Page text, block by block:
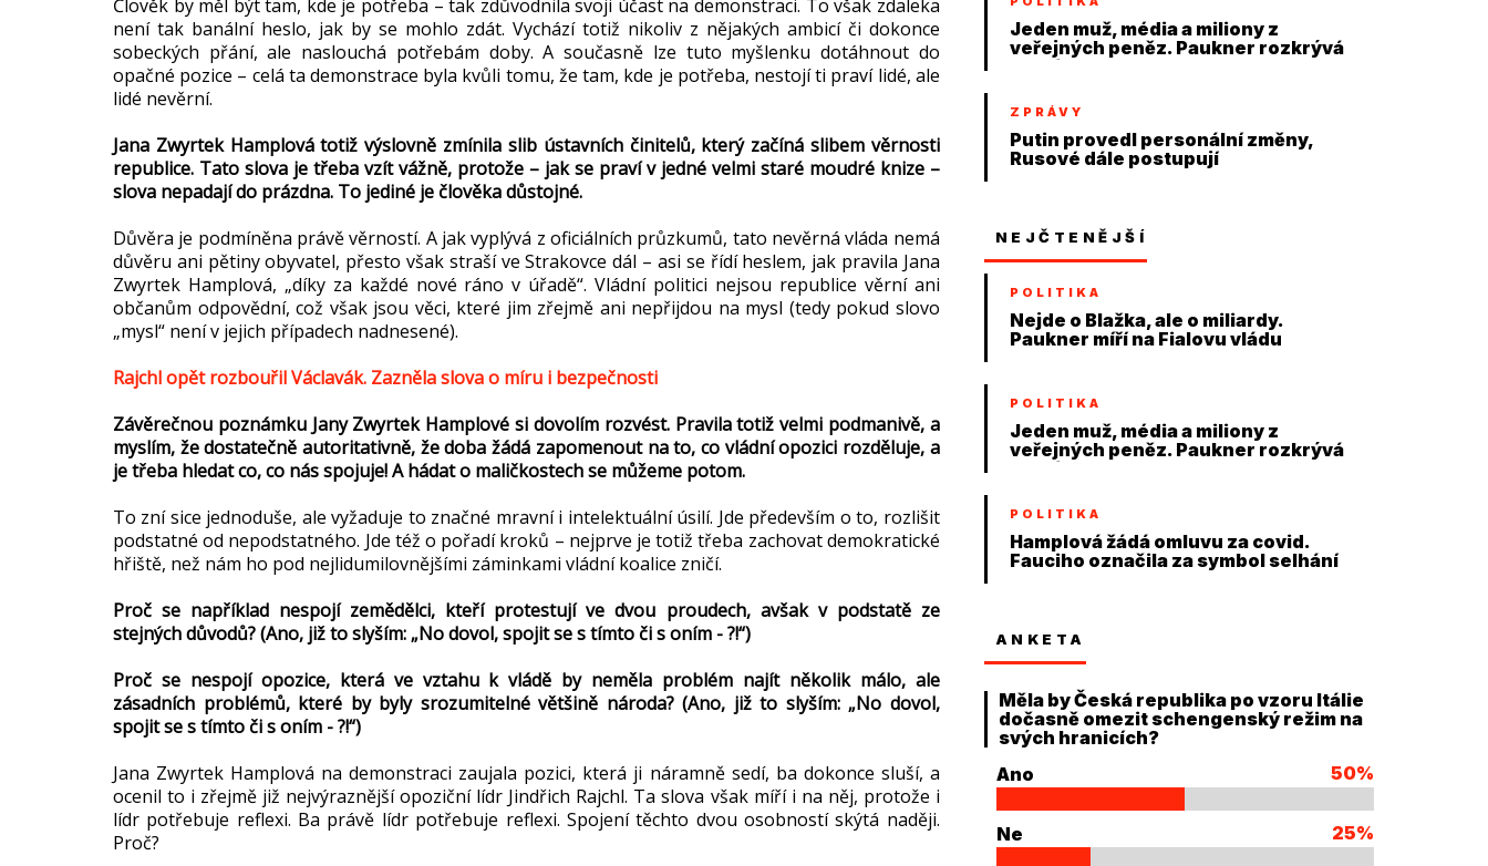
Člověk by měl být tam, kde je potřeba – tak zdůvodnila svoji účast na demonstraci. To však zdaleka
není tak banální heslo, jak by se mohlo zdát. Vychází totiž nikoliv z nějakých ambicí či dokonce
sobeckých přání, ale naslouchá potřebám doby. A současně lze tuto myšlenku dotáhnout do
opačné pozice – celá ta demonstrace byla kvůli tomu, že tam, kde je potřeba, nestojí ti praví lidé, ale
lidé nevěrní.
Jana Zwyrtek Hamplová totiž výslovně zmínila slib ústavních činitelů, který začíná slibem věrnosti
republice. Tato slova je třeba vzít vážně, protože – jak se praví v jedné velmi staré moudré knize –
slova nepadají do prázdna. To jediné je člověka důstojné.
Důvěra je podmíněna právě věrností. A jak vyplývá z oficiálních průzkumů, tato nevěrná vláda nemá
důvěru ani pětiny obyvatel, přesto však straší ve Strakovce dál – asi se řídí heslem, jak pravila Jana
Zwyrtek Hamplová, „díky za každé nové ráno v úřadě“. Vládní politici nejsou republice věrní ani
občanům odpovědní, což však jsou věci, které jim zřejmě ani nepřijdou na mysl (tedy pokud slovo
„mysl“ není v jejich případech nadnesené).
Rajchl opět rozbouřil Václavák. Zazněla slova o míru i bezpečnosti
Závěrečnou poznámku Jany Zwyrtek Hamplové si dovolím rozvést. Pravila totiž velmi podmanivě, a
myslím, že dostatečně autoritativně, že doba žádá zapomenout na to, co vládní opozici rozděluje, a
je třeba hledat co, co nás spojuje! A hádat o maličkostech se můžeme potom.
To zní sice jednoduše, ale vyžaduje to značné mravní i intelektuální úsilí. Jde především o to, rozlišit
podstatné od nepodstatného. Jde též o pořadí kroků – nejprve je totiž třeba zachovat demokratické
hřiště, než nám ho pod nejlidumilovnějšími záminkami vládní koalice zničí.
Proč se například nespojí zemědělci, kteří protestují ve dvou proudech, avšak v podstatě ze
stejných důvodů? (Ano, již to slyším: „No dovol, spojit se s tímto či s oním - ?!“)
Proč se nespojí opozice, která ve vztahu k vládě by neměla problém najít několik málo, ale
zásadních problémů, které by byly srozumitelné většině národa? (Ano, již to slyším: „No dovol,
spojit se s tímto či s oním - ?!“)
Jana Zwyrtek Hamplová na demonstraci zaujala pozici, která ji náramně sedí, ba dokonce sluší, a
ocenil to i zřejmě již nejvýraznější opoziční lídr Jindřich Rajchl. Ta slova však míří i na něj, protože i
lídr potřebuje reflexi. Ba právě lídr potřebuje reflexi. Spojení těchto dvou osobností skýtá naději.
Proč?
Jeden muž, média a miliony z
veřejných peněz. Paukner rozkrývá
systém
ZPRÁVY
Putin provedl personální změny,
Rusové dále postupují
NEJČTENĚJŠÍ
POLITIKA
Nejde o Blažka, ale o miliardy.
Paukner míří na Fialovu vládu
POLITIKA
Jeden muž, média a miliony z
veřejných peněz. Paukner rozkrývá
systém
POLITIKA
Hamplová žádá omluvu za covid.
Fauciho označila za symbol selhání
ANKETA
Měla by Česká republika po vzoru Itálie
dočasně omezit schengenský režim na
svých hranicích?
Ano
50%
Ne 25%